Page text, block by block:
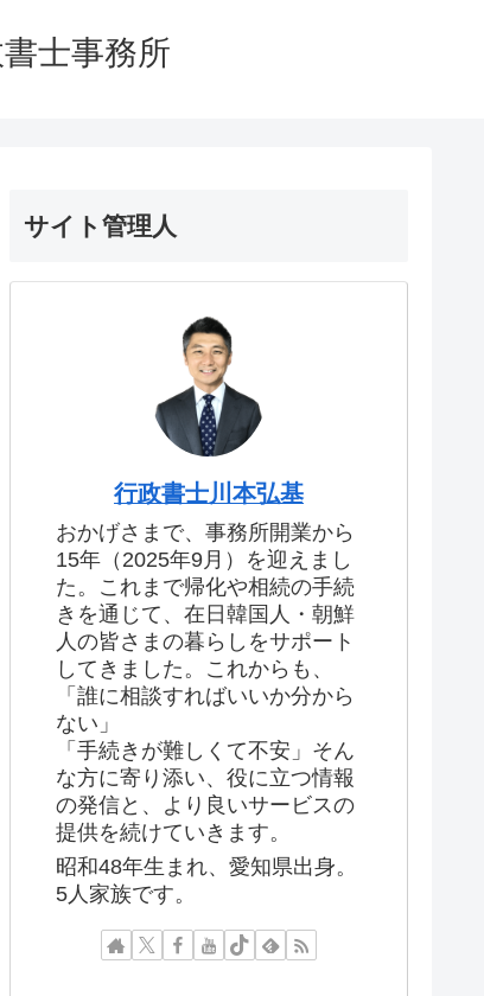
士事務所
サイト管理人
行政書士川本弘基
おかげさまで、事務所開業から
15年（2025年9月）を迎えまし
た。これまで帰化や相続の手続
きを通じて、在日韓国人・朝鮮
人の皆さまの暮らしをサポート
してきました。これからも、
「誰に相談すればいいか分から
ない」
「手続きが難しくて不安」そん
な方に寄り添い、役に立つ情報
の発信と、より良いサービスの
提供を続けていきます。
昭和48年生まれ、愛知県出身。
5人家族です。